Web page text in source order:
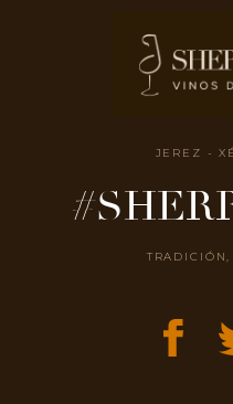
JEREZ -